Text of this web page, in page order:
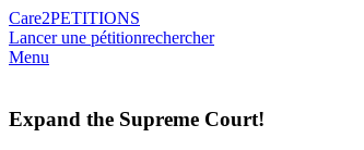
Care2PETITIONS
Lancer une pétitionrechercher
Menu
Expand the Supreme Court!